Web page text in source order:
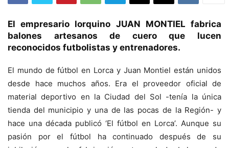
El empresario lorquino JUAN MONTIEL fabrica
balones artesanos de cuero que lucen
reconocidos futbolistas y entrenadores.
El mundo de fútbol en Lorca y Juan Montiel están unidos
desde hace muchos años. Era el proveedor oficial de
material deportivo en la Ciudad del Sol -tenía la única
tienda del municipio y una de las pocas de la Región- y
hace una década publicó ‘El fútbol en Lorca’. Aunque su
pasión por el fútbol ha continuado después de su